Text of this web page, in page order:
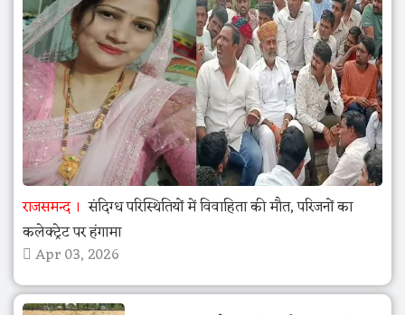
राजसमन्द
संदिग्ध परिस्थितियों में विवाहिता की मौत, परिजनों का
कलेक्ट्रेट पर हंगामा
Apr 03, 2026